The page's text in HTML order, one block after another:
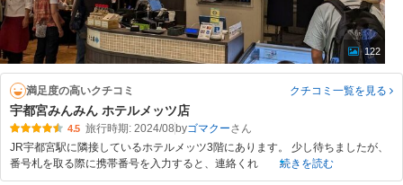
122
満足度の高いクチコミ クチコミ一覧を見る
宇都宮みんみん ホテルメッツ店
4.5 旅行時期: 2024/08 byゴマクー
JR宇都宮駅に隣接しているホテルメッツ3階にあります。 少し待ちましたが、
番号札を取る際に携帯番号を入力すると、連絡くれ
続きを読む